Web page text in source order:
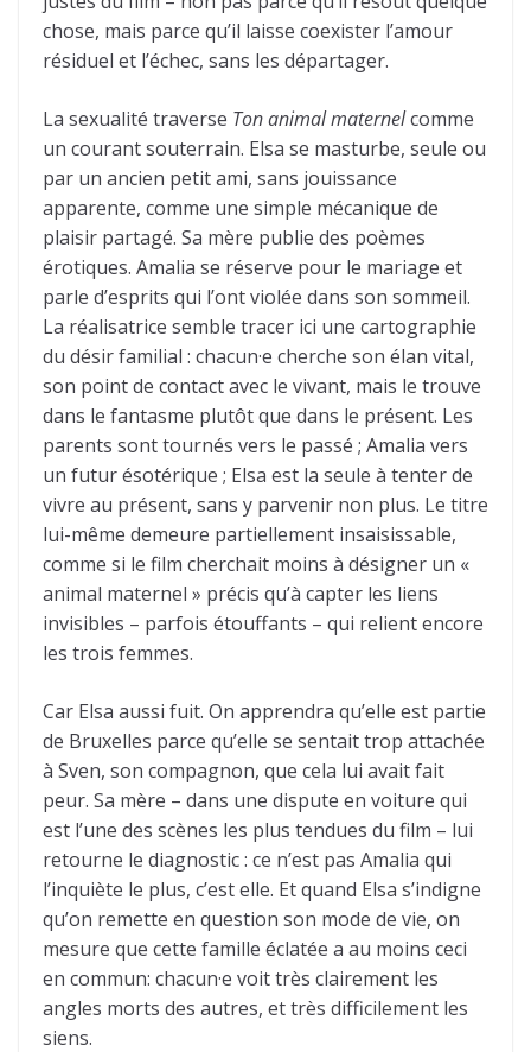
chose, mais parce qu’il laisse coexister l’amour
résiduel et l’échec, sans les départager.
La sexualité traverse Ton animal maternelcomme
un courant souterrain. Elsa se masturbe, seule ou
par un ancien petit ami, sans jouissance
apparente, comme une simple mécanique de
plaisir partagé. Sa mère publie des poèmes
érotiques. Amalia se réserve pour le mariage et
parle d’esprits qui l’ont violée dans son sommeil.
La réalisatrice semble tracer ici une cartographie
du désir familial : chacun·e cherche son élan vital,
son point de contact avec le vivant, mais le trouve
dans le fantasme plutôt que dans le présent. Les
parents sont tournés vers le passé ; Amalia vers
un futur ésotérique ; Elsa est la seule à tenter de
vivre au présent, sans y parvenir non plus. Le titre
lui-même demeure partiellement insaisissable,
comme si le film cherchait moins à désigner un «
animal maternel » précis qu’à capter les liens
invisibles – parfois étouffants – qui relient encore
les trois femmes.
Car Elsa aussi fuit. On apprendra qu’elle est partie
de Bruxelles parce qu’elle se sentait trop attachée
à Sven, son compagnon, que cela lui avait fait
peur. Sa mère – dans une dispute en voiture qui
est l’une des scènes les plus tendues du film – lui
retourne le diagnostic : ce n’est pas Amalia qui
l’inquiète le plus, c’est elle. Et quand Elsa s’indigne
qu’on remette en question son mode de vie, on
mesure que cette famille éclatée a au moins ceci
en commun: chacun·e voit très clairement les
angles morts des autres, et très difficilement les
siens.